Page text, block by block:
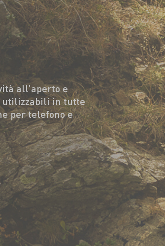
all’aperto e
utilizzabili in tutte
per telefono e